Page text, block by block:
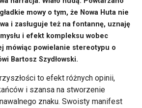
mowy o tym, że Nowa Huta nie
i zasługuje też na fontannę, uznaję
i efekt kompleksu wobec
mówiąc powielanie stereotypu o
Bartosz Szydłowski.
to efekt różnych opinii,
i szansa na stworzenie
znaku. Swoisty manifest